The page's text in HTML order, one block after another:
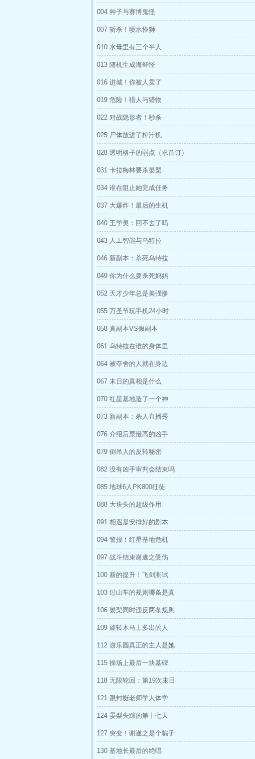
004 种子与赛博鬼怪
007 斩杀！喷水怪狮
010 水母里有三个半人
013 随机生成海鲜怪
016 进城！你被人卖了
019 危险！猎人与猎物
022 对战隐形者！秒杀
025 尸体放进了榨汁机
028 透明格子的弱点（求首订）
031 卡拉梅林要杀晏梨
034 谁在阻止她完成任务
037 大爆炸！最后的生机
040 王学灵：回不去了吗
043 人工智能与乌特拉
046 新副本：杀死乌特拉
049 你为什么要杀死妈妈
052 天才少年总是美强惨
055 万圣节玩手机24小时
058 真副本VS假副本
061 乌特拉在谁的身体里
064 被夺舍的人就在身边
067 末日的真相是什么
070 红星基地造了一个神
073 新副本：杀人直播秀
076 介绍后票最高的凶手
079 倒吊人的反转秘密
082 没有凶手审判会结束吗
085 地球6人PK800狂徒
088 大块头的超级作用
091 相遇是安排好的剧本
094 警报！红星基地危机
097 战斗结束谢遂之受伤
100 新的提升！飞剑测试
103 过山车的规则哪条是真
106 晏梨同时违反两条规则
109 旋转木马上多出的人
112 游乐园真正的主人是她
115 操场上最后一块墓碑
118 无限轮回：第19次末日
121 跟封梃老师学人体学
124 晏梨失踪的第十七天
127 突变！谢遂之是个骗子
130 基地长最后的绝唱